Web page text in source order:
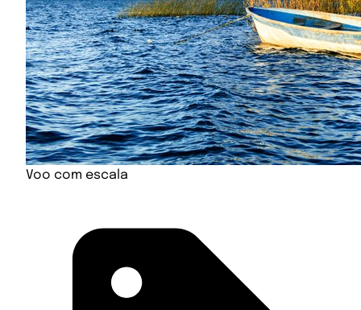
Voo com escala